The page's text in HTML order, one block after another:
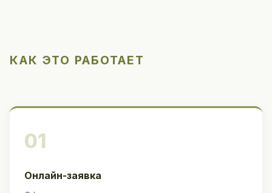
КАК ЭТО РАБОТАЕТ
01
Онлайн-заявка